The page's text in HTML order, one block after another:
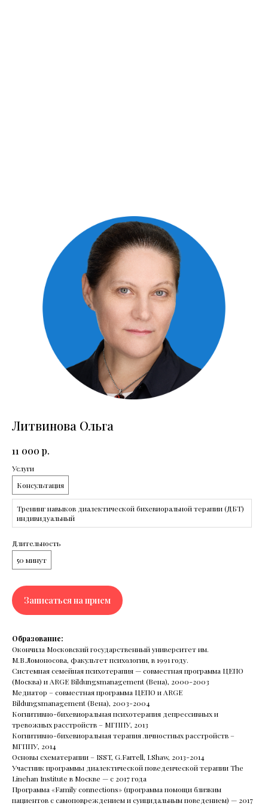
Литвинова Ольга
11 000 р.
Услуги
Консультация
Тренинг навыков диалектической бихевиоральной терапии (ДБТ)
индивидуальный
Длительность
50 минут
Записаться на прием
Образование:
Окончила Московский государственный университет им.
М.В.Ломоносова, факультет психологии, в 1991 году.
Системная семейная психотерапия — совместная программа ЦЕПО
(Москва) и ARGE Bildungsmanagement (Вена), 2000-2003
Медиатор – совместная программа ЦЕПО и ARGE
Bildungsmanagement (Вена), 2003-2004
Когнитивно-бихевиоральная психотерапия депрессивных и
тревожных расстройств – МГППУ, 2013
Когнитивно-бихевиоральная терапия личностных расстройств –
МГППУ, 2014
Основы схематерапии – ISST, G.Farrell, I.Shaw, 2013-2014
Участник программы диалектической поведенческой терапии The
Linehan Institute в Москве — с 2017 года
Программа «Family connections» (программа помощи близким
пациентов с самоповреждением и суицидальным поведением) — 2017
о высокой репутации
и профессионализме
наших экспертов.
нормально»: клинический психолог
о том, как пережить трагедию
Клинический психолог Мария Звегинцева — о том,
как психика справляется с потерями и травмами,
что такое ПТСР и как помочь себе и близким.
РАС и СДВГ: Нейроотличность
у детей и взрослых
В этот раз поговорим о нейроотличных
людях.Вместе с врачом-психиатром Юлией